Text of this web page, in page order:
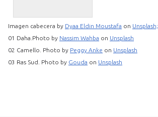
Imagen cabecera by Dyaa Eldin Moustafa on Unsplash;
01 Daha.Photo by Nassim Wahba on Unsplash
02 Camello. Photo by Peggy Anke on Unsplash
03 Ras Sud. Photo by Gouda on Unsplash